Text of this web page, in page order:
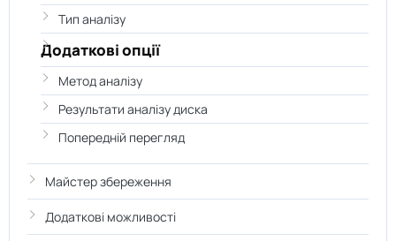
Тип аналізу
Додаткові опції
Метод аналізу
Результати аналізу диска
Попередній перегляд
Майстер збереження
Додаткові можливості